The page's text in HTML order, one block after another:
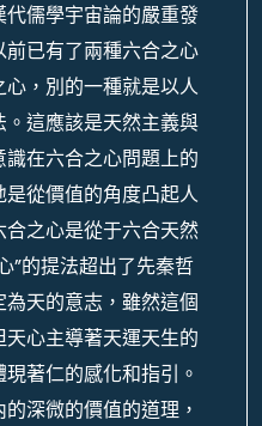
儒學宇宙論的嚴重發
已有了兩種六合之心
，別的一種就是以人
。這應該是天然主義與
在六合之心問題上的
從價值的角度凸起人
之心是從于六合天然
”的提法超出了先秦哲
天的意志，雖然這個
心主導著天運天生的
著仁的感化和指引。
深微的價值的道理，